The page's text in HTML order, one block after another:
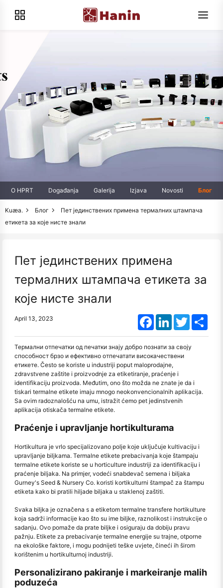
O HPRT Događanja Galerija Izjava Novosti Блог
Kuæa. Блог
Пет јединствених примена термалних штампача
етикета за које нисте знали
Пет јединствених примена
термалних штампача етикета за
које нисте знали
April 13, 2023 FacebookLinkedInTwitter
Термални отпечатки од печатки знају добро познати за своју
способност брзо и ефективно отпечатати високачествени
етикете. Često se koriste u industriji poput maloprodajne,
zdravstvene zaštite i proizvodnje za etiketiranje, praćenje i
identifikaciju proizvoda. Međutim, ono što možda ne znate je da i
tiskari termalne etikete imaju mnogo neokonvencionalnih aplikacija.
Sa ovim radoznalošću na umu, istražit ćemo pet jedinstvenih
aplikacija otiskača termalne etikete.
Praćenje i upravljanje hortikulturama
Hortikultura je vrlo specijalizovano polje koje uključuje kultivaciju i
upravljanje biljkama. Termalne etikete prebacivanja koje štampaju
termalne etikete koriste se u horticulture industriji za identifikaciju i
praćenje biljaka. Na primjer, vodeći snabdevač semena i biljaka
Gurney's Seed & Nursery Co. koristi kortikulturni štampač za štampu
etiketa kako bi pratili hiljade biljaka u staklenoj zaštiti.
Svaka biljka je označena s a etiketom termalne transfere hortikulture
koja sadrži informacije kao što su ime biljke, raznolikost i instrukcije o
sadanju. Ovo pomaže da prate biljke i osiguraju da dobiju pravu
pažnju. Etikete za prebacivanje termalne energije su trajne, otporne
na ekološke faktore, i mogu podnijeti teške uvjete, čineći ih širom
korištenim u hortikulturnoj industriji.
Personalizirano pakiranje i markeiranje malih
poduzeća